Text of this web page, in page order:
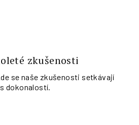
zkušenosti
se naše zkušenosti setkávají
s dokonalostí.